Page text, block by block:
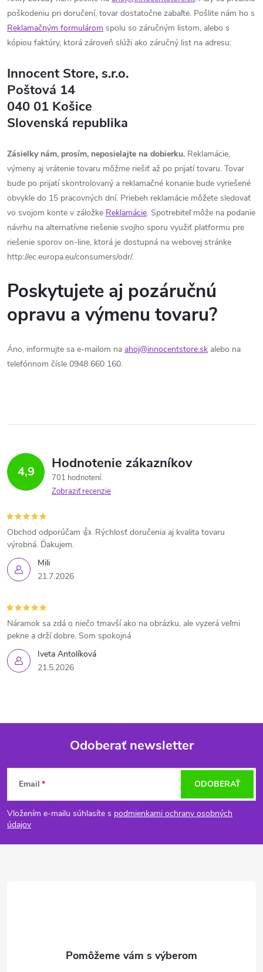
poškodeniu pri doručení, tovar dostatočne zabaľte. Pošlite nám ho s
Reklamačným formulárom spolu so záručným listom, alebo s
kópiou faktúry, ktorá zároveň slúži ako záručný list na adresu:
Innocent Store, s.r.o.
Poštová 14
040 01 Košice
Slovenská republika
Zásielky nám, prosím, neposielajte na dobierku. Reklamácie,
výmeny aj vrátenie tovaru môžme riešiť až po prijatí tovaru. Tovar
bude po prijatí skontrolovaný a reklamačné konanie bude vyriešené
obvykle do 15 pracovných dní. Priebeh reklamácie môžete sledovať
vo svojom konte v záložke Reklamácie. Spotrebiteľ môže na podanie
návrhu na alternatívne riešenie svojho sporu využiť platformu pre
riešenie sporov on-line, ktorá je dostupná na webovej stránke
http://ec.europa.eu/consumers/odr/.
Poskytujete aj pozáručnú
opravu a výmenu tovaru?
Áno, informujte sa e-mailom na ahoj@innocentstore.sk alebo na
telefónnom čísle 0948 660 160.
4,9 Hodnotenie zákazníkov
701 hodnotení
Zobraziť recenzie
Mili
21.7.2026
Obchod odporúčam 👍. Rýchlosť doručenia aj kvalita tovaru
výrobná. Ďakujem.
Iveta Antolíková
21.5.2026
Náramok sa zdá o niečo tmavší ako na obrázku, ale vyzerá veľmi
pekne a drží dobre. Som spokojná
Z
á
p
Odoberať newsletter
Email
Vložením e-mailu súhlasíte s podmienkami ochrany osobných
údajov
ODOBERAŤ